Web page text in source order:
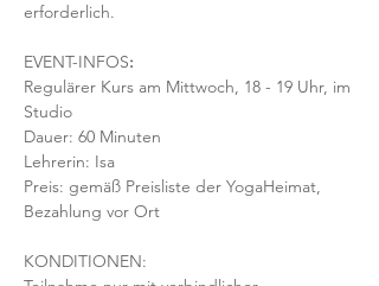
erforderlich.
EVENT-INFOS:
Regulärer Kurs am Mittwoch, 18 - 19 Uhr, im
Studio
Dauer: 60 Minuten
Lehrerin: Isa
Preis: gemäß Preisliste der YogaHeimat,
Bezahlung vor Ort
KONDITIONEN: